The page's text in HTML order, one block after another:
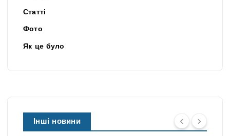
Статті
Фото
Як це було
Інші новини